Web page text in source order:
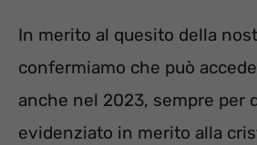
In merito al quesito della
confermiamo che può
anche nel 2023, sempre per
evidenziato in merito alla